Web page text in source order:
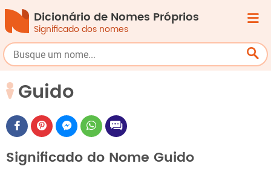
Dicionário de Nomes Próprios
Significado dos nomes
Guido
Significado do Nome Guido